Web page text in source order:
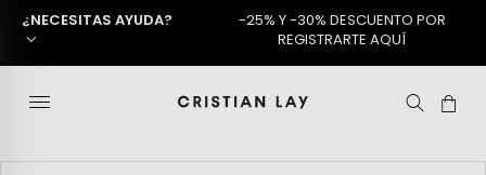
¿NECESITAS AYUDA?
-25% Y -30% DESCUENTO POR
REGISTRARTE AQUÍ